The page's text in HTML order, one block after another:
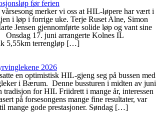
før ferien
merker vi oss at HIL-løpere har vært i
i løp i forrige uke. Terje Ruset Alne, Simon
Jensen gjennomførte solide løp og vant sine
Onsdag 17. juni arrangerte Kolnes IL
5,55km terrengløp […]
2026
en optimistisk HIL-gjeng seg på bussen med
i Bærum. Denne bussturen i midten av juni
for HIL Friidrett i mange år, interessen
på forsesongens mange fine resultater, var
mange gode prestasjoner. Søndag […]